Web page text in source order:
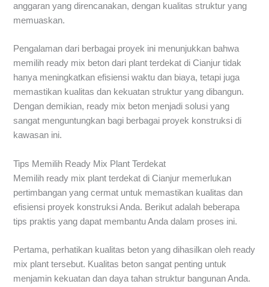
anggaran yang direncanakan, dengan kualitas struktur yang
memuaskan.
Pengalaman dari berbagai proyek ini menunjukkan bahwa
memilih ready mix beton dari plant terdekat di Cianjur tidak
hanya meningkatkan efisiensi waktu dan biaya, tetapi juga
memastikan kualitas dan kekuatan struktur yang dibangun.
Dengan demikian, ready mix beton menjadi solusi yang
sangat menguntungkan bagi berbagai proyek konstruksi di
kawasan ini.
Tips Memilih Ready Mix Plant Terdekat
Memilih ready mix plant terdekat di Cianjur memerlukan
pertimbangan yang cermat untuk memastikan kualitas dan
efisiensi proyek konstruksi Anda. Berikut adalah beberapa
tips praktis yang dapat membantu Anda dalam proses ini.
Pertama, perhatikan kualitas beton yang dihasilkan oleh ready
mix plant tersebut. Kualitas beton sangat penting untuk
menjamin kekuatan dan daya tahan struktur bangunan Anda.